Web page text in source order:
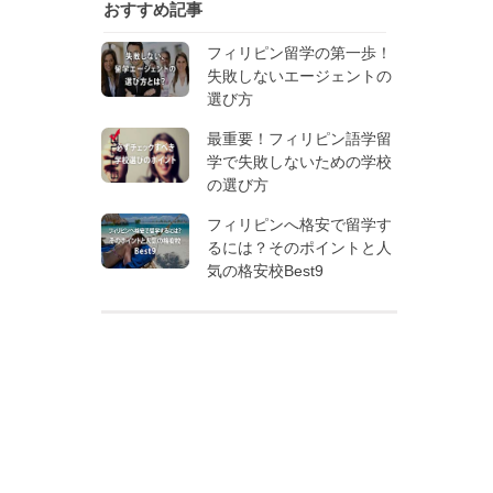
おすすめ記事
フィリピン留学の第一歩！
失敗しないエージェントの
選び方
最重要！フィリピン語学留
学で失敗しないための学校
の選び方
フィリピンへ格安で留学す
るには？そのポイントと人
気の格安校Best9